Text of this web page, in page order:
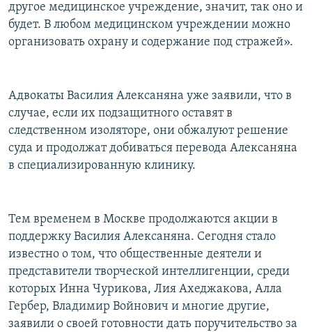
другое медицинское учреждение, значит, так оно и
будет. В любом медицинском учреждении можно
организовать охрану и содержание под стражей».
Адвокаты Василия Алексаняна уже заявили, что в
случае, если их подзащитного оставят в
следственном изоляторе, они обжалуют решение
суда и продолжат добиваться перевода Алексаняна
в специализированную клинику.
Тем временем в Москве продолжаются акции в
поддержку Василия Алексаняна. Сегодня стало
известно о том, что общественные деятели и
представители творческой интеллигенции, среди
которых Инна Чурикова, Лия Ахеджакова, Алла
Гербер, Владимир Войнович и многие другие,
заявили о своей готовности дать поручительство за